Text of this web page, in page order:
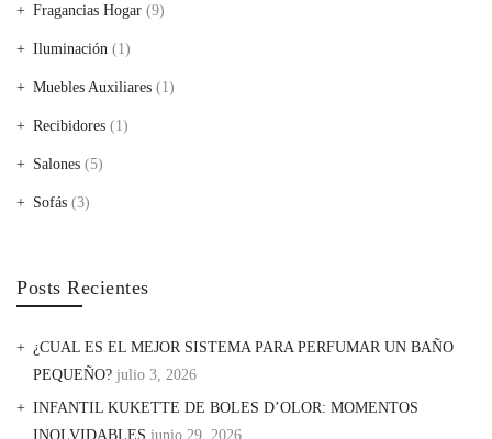
Fragancias Hogar (9)
Iluminación (1)
Muebles Auxiliares (1)
Recibidores (1)
Salones (5)
Sofás (3)
Posts Recientes
¿CUAL ES EL MEJOR SISTEMA PARA PERFUMAR UN BAÑO
PEQUEÑO? julio 3, 2026
INFANTIL KUKETTE DE BOLES D’OLOR: MOMENTOS
INOLVIDABLES junio 29, 2026